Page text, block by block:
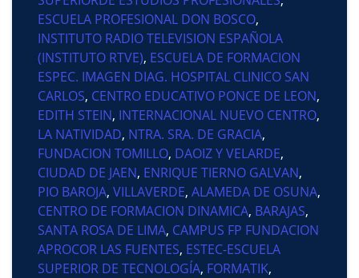
ESCUELA PROFESIONAL DON BOSCO,
INSTITUTO RADIO TELEVISION ESPAÑOLA
(INSTITUTO RTVE), ESCUELA DE FORMACION
ESPEC. IMAGEN DIAG. HOSPITAL CLINICO SAN
CARLOS, CENTRO EDUCATIVO PONCE DE LEON,
EDITH STEIN, INTERNACIONAL NUEVO CENTRO,
LA NATIVIDAD, NTRA. SRA. DE GRACIA,
FUNDACION TOMILLO, DAOIZ Y VELARDE,
CIUDAD DE JAEN, ENRIQUE TIERNO GALVAN,
PIO BAROJA, VILLAVERDE, ALAMEDA DE OSUNA,
CENTRO DE FORMACION DINAMICA, BARAJAS,
SANTA ROSA DE LIMA, CAMPUS FP FUNDACION
APROCOR LAS FUENTES, ESTEC-ESCUELA
SUPERIOR DE TECNOLOGÍA, FORMATIK,